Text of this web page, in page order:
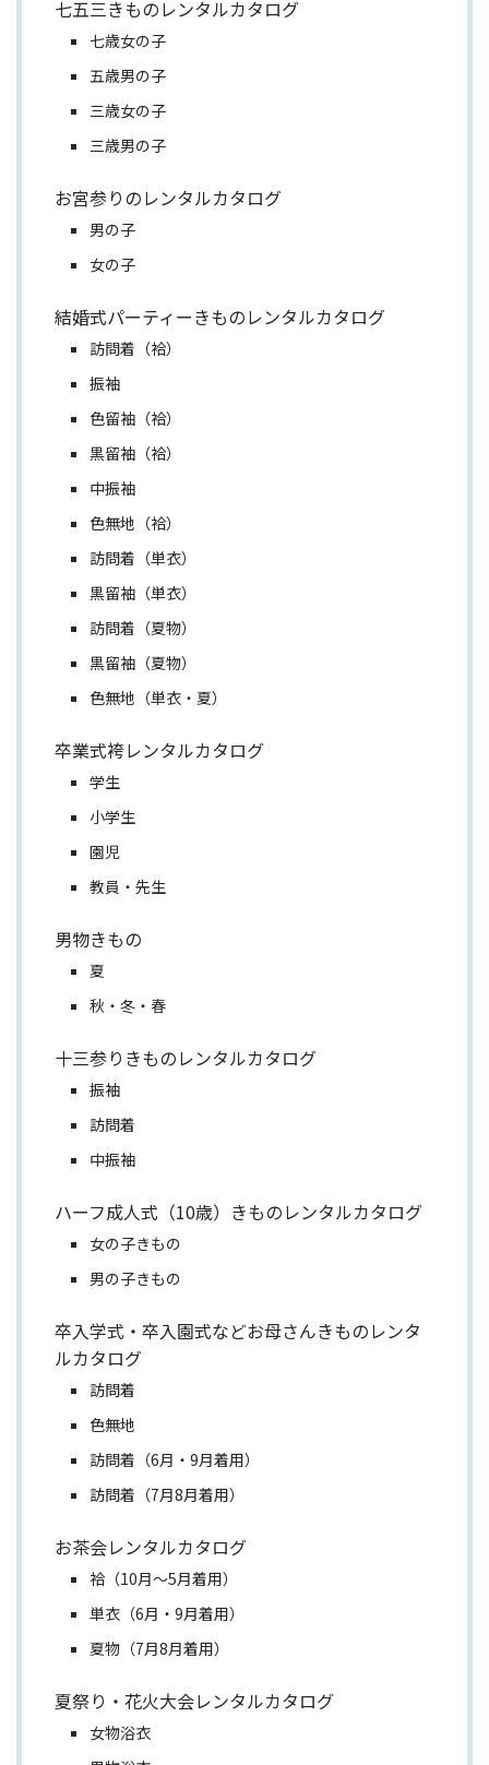
七五三きものレンタルカタログ
七歳女の子
五歳男の子
三歳女の子
三歳男の子
お宮参りのレンタルカタログ
男の子
女の子
結婚式パーティーきものレンタルカタログ
訪問着（袷）
振袖
色留袖（袷）
黒留袖（袷）
中振袖
色無地（袷）
訪問着（単衣）
黒留袖（単衣）
訪問着（夏物）
黒留袖（夏物）
色無地（単衣・夏）
卒業式袴レンタルカタログ
学生
小学生
園児
教員・先生
男物きもの
夏
秋・冬・春
十三参りきものレンタルカタログ
振袖
訪問着
中振袖
ハーフ成人式（10歳）きものレンタルカタログ
女の子きもの
男の子きもの
卒入学式・卒入園式などお母さんきものレンタ
ルカタログ
訪問着
色無地
訪問着（6月・9月着用）
訪問着（7月8月着用）
お茶会レンタルカタログ
袷（10月～5月着用）
単衣（6月・9月着用）
夏物（7月8月着用）
夏祭り・花火大会レンタルカタログ
女物浴衣